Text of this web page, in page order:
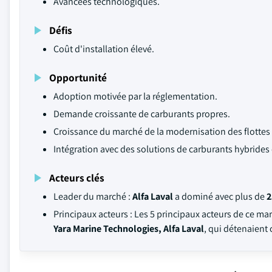
Défis
Coût d'installation élevé.
Opportunité
Adoption motivée par la réglementation.
Demande croissante de carburants propres.
Croissance du marché de la modernisation des
Intégration avec des solutions de carburants
Acteurs clés
Leader du marché :Alfa Lavala dominé avec plus de
Principaux acteurs : Les 5 principaux acteurs de ce
Yara Marine Technologies, Alfa Laval, qui détenaient